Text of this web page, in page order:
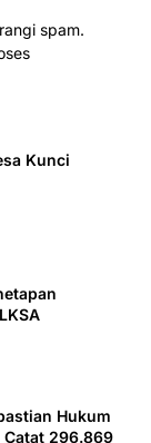
spam.
Kunci
Hukum
Catat 296.869